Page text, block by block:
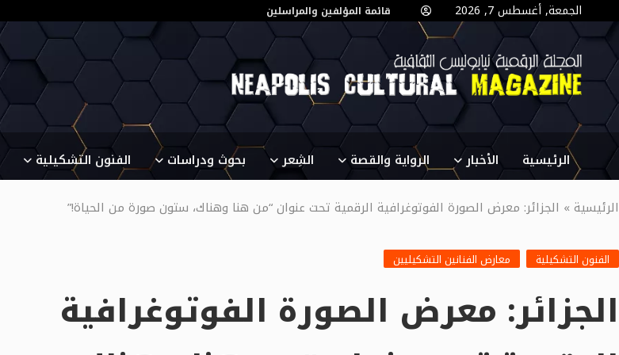
الجمعة, أغسطس 7, 2026 قائمة المؤلفين والمراسلين
الرئيسية الأخبار الرواية والقصة الشِعر بحوث ودراسات الفنون التشكيلية
الرئيسية» الجزائر: معرض الصورة الفوتوغرافية الرقمية تحت عنوان “من هنا وهناك، ستون صورة من الحياة!”
الفنون التشكيلية معارض الفنانين التشكيليين
الجزائر: معرض الصورة الفوتوغرافية